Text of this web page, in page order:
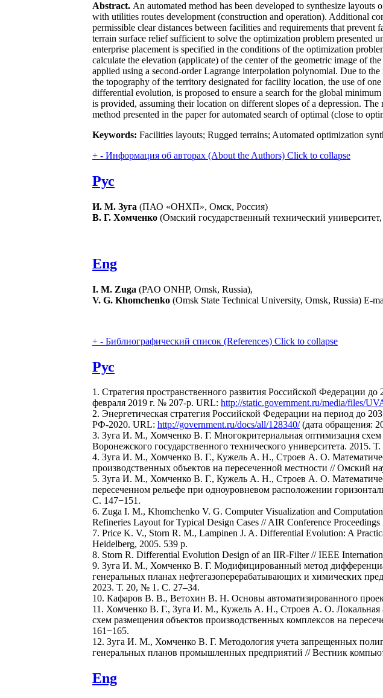
Abstract. An automated method has been developed to synthesize
with utilities routes development (construction and operation). Additional
permissible clear distances between facilities and requirements that
terrain surface relief sufficient to solve the optimization problem presented
enterprise placement is specified in the conditions of the optimization
calculate the elevation (applicate) of the center of the geometric image of
applied using a second-order Lagrange interpolation polynomial. Due to
the topography of the territory designated for facility location, the use of
differential evolution, is proposed to ensure a search for the global
is provided, assuming their location on different slopes of a depression.
method presented in the paper for automated search of optimal (close to
Keywords: Facilities layouts; Rugged terrains; Automated optimization
+ - Информация об авторах (About the Authors) Click to collapse
Рус
И. М. Зуга (ПАО «ОНХП», Омск, Россия)
В. Г. Хомченко (Омский государственный технический
Eng
I. M. Zuga (PAO ONHP, Omsk, Russia),
V. G. Khomchenko (Omsk State Technical University, Omsk, Russia) E-
+ - Библиографический список (References) Click to collapse
Рус
1. Стратегия пространственного развития Российской Федерации
февраля 2019 г. № 207-р. URL: http://static.government.ru/media/files/
2. Энергетическая стратегия Российской Федерации на период до
РФ-2020. URL: http://government.ru/docs/all/128340/(дата обращения:
3. Зуга И. М., Хомченко В. Г. Многокритериальная оптимизация
Воронежского государственного технического университета. 2015.
4. Зуга И. М., Хомченко В. Г., Кужель А. Н., Строев А. О.
производственных объектов на пересеченной местности // Омский
5. Зуга И. М., Хомченко В. Г., Кужель А. Н., Строев А. О.
пересеченном рельефе при одноуровневом расположении
С. 147−151.
6. Zuga I. M., Khomchenko V. G. Computer Visualization and
Refineries Layout for Typical Design Cases // AIR Conference
7. Price K. V., Storn R. M., Lampinen J. A. Differential Evolution: A
Heidelberg, 2005. 539 p.
8. Storn R. Differential Evolution Design of an IIR-Filter // IEEE
9. Зуга И. М., Хомченко В. Г. Модифицированный метод
генеральных планах нефтегазоперерабатывающих и химических
2023. Т. 20, № 1. С. 27–34.
10. Кафаров В. В., Ветохин В. Н. Основы автоматизированного
11. Хомченко В. Г., Зуга И. М., Кужель А. Н., Строев А. О. Локальная
схем размещения объектов производственных комплексов на
161−165.
12. Зуга И. М., Хомченко В. Г. Методология учета запрещенных
генеральных планов промышленных предприятий // Вестник
Eng